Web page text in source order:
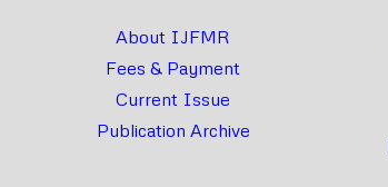
About IJFMR
Fees & Payment
Current Issue
Publication Archive